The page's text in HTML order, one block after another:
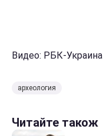
Видео: РБК-Украина
археология
Читайте також